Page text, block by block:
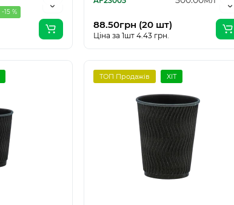
-15 %
88.50грн (20 шт)
Ціна за 1шт 4.43 грн.
ТОП Продажів ХІТ